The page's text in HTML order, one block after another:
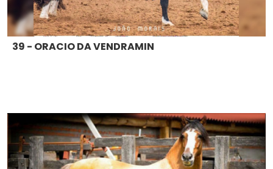
39 - ORACIO DA VENDRAMIN